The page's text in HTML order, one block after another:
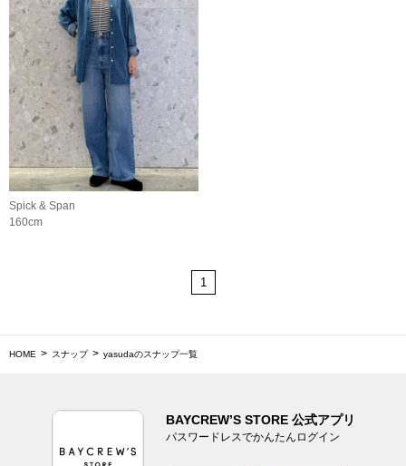
Spick & Span
160cm
1
HOME スナップ yasudaのスナップ一覧
BAYCREW’S STORE 公式アプリ
パスワードレスでかんたんログイン